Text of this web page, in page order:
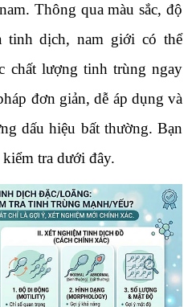
Thông qua màu sắc, độ
tinh dịch, nam giới có thể
chất lượng tinh trùng ngay
đơn giản, dễ áp dụng và
dấu hiệu bất thường. Bạn
tra dưới đây.